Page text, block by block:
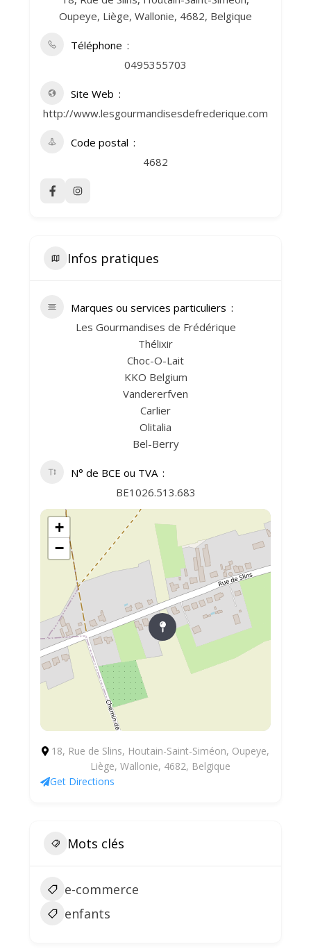
Oupeye, Liège, Wallonie, 4682, Belgique
Téléphone
0495355703
Site Web
http://www.lesgourmandisesdefrederique.com
Code postal
4682
Infos pratiques
Marques ou services particuliers
Les Gourmandises de Frédérique
Thélixir
Choc-O-Lait
KKO Belgium
Vandererfven
Carlier
Olitalia
Bel-Berry
N° de BCE ou TVA
BE1026.513.683
+
−
18, Rue de Slins, Houtain-Saint-Siméon, Oupeye,
Liège, Wallonie, 4682, Belgique
Get Directions
Mots clés
e-commerce
enfants